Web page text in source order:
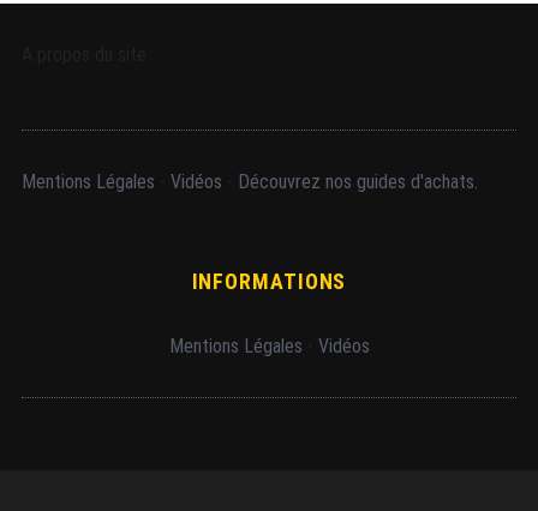
Mentions Légales Vidéos Découvrez nos guides d'achats.
INFORMATIONS
Mentions Légales Vidéos